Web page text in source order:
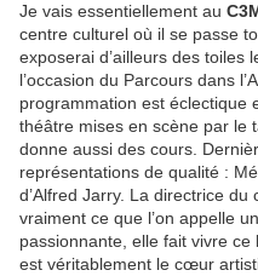
Je vais essentiellement au
centre culturel où il se passe
exposerai d’ailleurs des toiles
l’occasion du Parcours dans
programmation est éclectique
théâtre mises en scène par le
donne aussi des cours.
représentations de qualité :
d’Alfred Jarry. La directrice
vraiment ce que l’on appelle
passionnante, elle fait vivre
est véritablement le cœur